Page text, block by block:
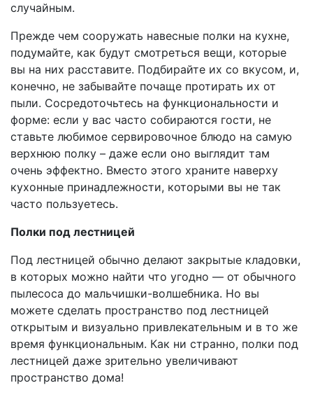
случайным.
Прежде чем сооружать навесные полки на кухне,
подумайте, как будут смотреться вещи, которые
вы на них расставите. Подбирайте их со вкусом, и,
конечно, не забывайте почаще протирать их от
пыли. Сосредоточьтесь на функциональности и
форме: если у вас часто собираются гости, не
ставьте любимое сервировочное блюдо на самую
верхнюю полку – даже если оно выглядит там
очень эффектно. Вместо этого храните наверху
кухонные принадлежности, которыми вы не так
часто пользуетесь.
Полки под лестницей
Под лестницей обычно делают закрытые кладовки,
в которых можно найти что угодно — от обычного
пылесоса до мальчишки-волшебника. Но вы
можете сделать пространство под лестницей
открытым и визуально привлекательным и в то же
время функциональным. Как ни странно, полки под
лестницей даже зрительно увеличивают
пространство дома!